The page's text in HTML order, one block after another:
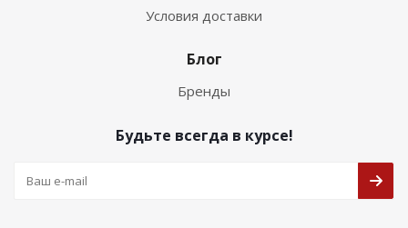
Условия доставки
Блог
Бренды
Будьте всегда в курсе!